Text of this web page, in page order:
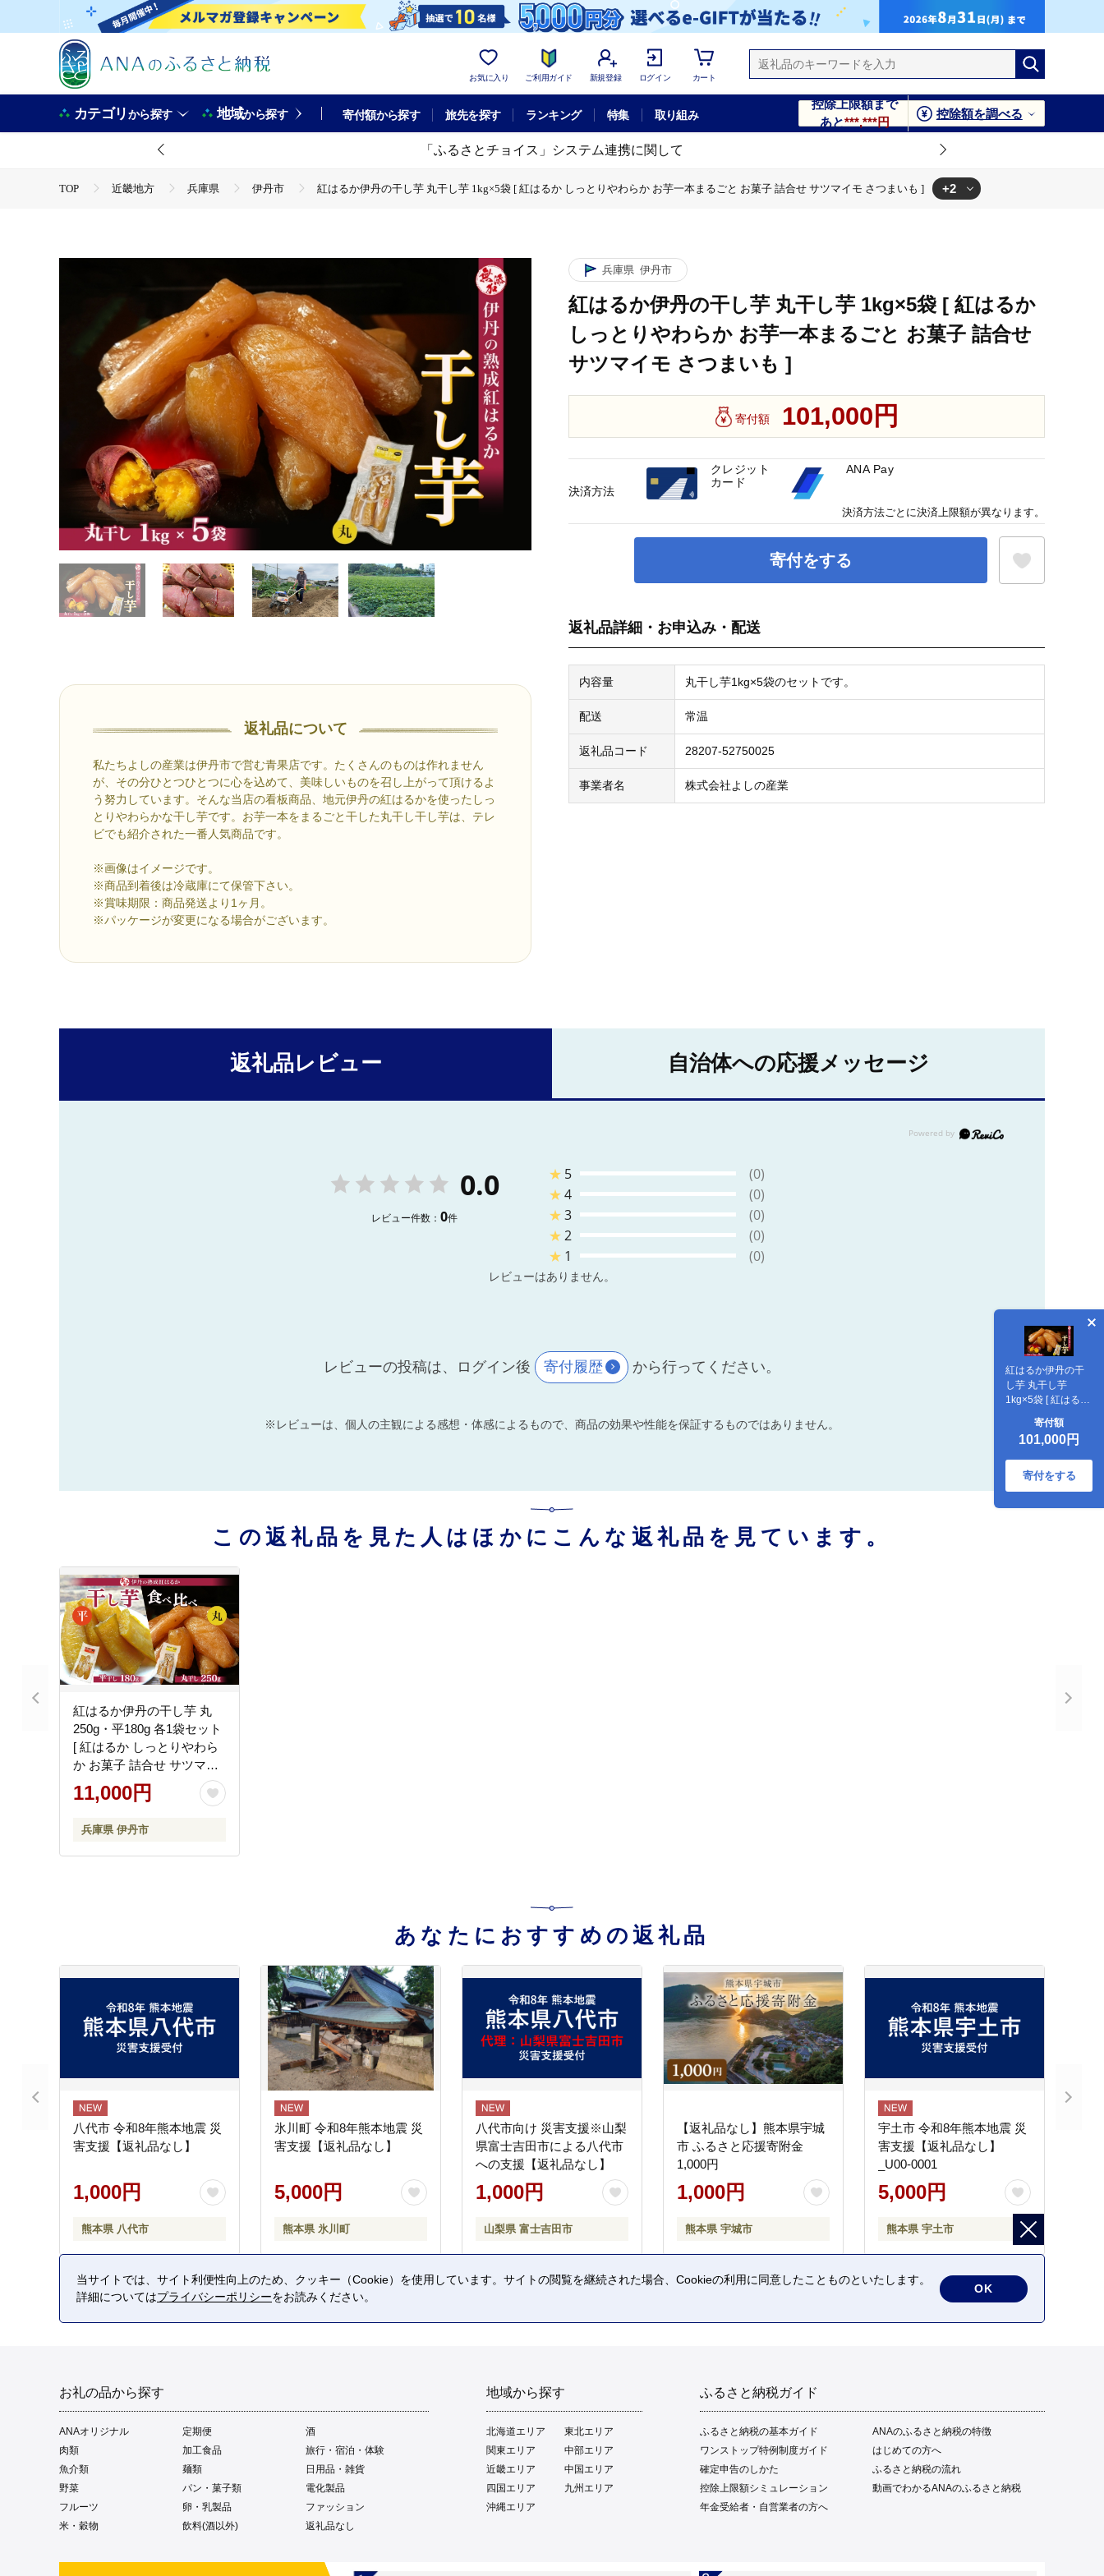
お気に入り ご利用ガイド 新規登録 ログイン カート
カテゴリから探す 地域から探す 寄付額から探す 旅先を探す ランキング 特集 取り組み
控除上限額まで
あと***,***円
控除額を調べる
「ふるさとチョイス」システム連携に関して
TOP 近畿地方 兵庫県 伊丹市 紅はるか伊丹の干し芋 丸干し芋 1kg×5袋 [ 紅はるか しっとりやわらか お芋一本まるごと お菓子 詰合せ サツマイモ さつまいも ] +2
返礼品について
私たちよしの産業は伊丹市で営む青果店です。たくさんのものは作れません
が、その分ひとつひとつに心を込めて、美味しいものを召し上がって頂けるよ
う努力しています。そんな当店の看板商品、地元伊丹の紅はるかを使ったしっ
とりやわらかな干し芋です。お芋一本をまるごと干した丸干し干し芋は、テレ
ビでも紹介された一番人気商品です。
※画像はイメージです。
※商品到着後は冷蔵庫にて保管下さい。
※賞味期限：商品発送より1ヶ月。
※パッケージが変更になる場合がございます。
兵庫県 伊丹市
紅はるか伊丹の干し芋 丸干し芋 1kg×5袋 [ 紅はるか
しっとりやわらか お芋一本まるごと お菓子 詰合せ
サツマイモ さつまいも ]
寄付額 101,000円
寄付をする
紅はるか伊丹の干
し芋 丸干し芋
1kg×5袋 [ 紅はるか
しっとりやわらか
お芋一本まるごと
お菓子 詰合せ サツ
マイモ さつまいも ]
寄付額
101,000円
寄付をする
返礼品詳細・お申込み・配送
内容量 丸干し芋1kg×5袋のセットです。
配送 常温
返礼品コード 28207-52750025
事業者名 株式会社よしの産業
決済方法
クレジット
カード
ANA Pay
決済方法ごとに決済上限額が異なります。
返礼品レビュー 自治体への応援メッセージ
0.0
レビュー件数： 0件
★ 5
(0)
★4
(0)
★3
(0)
★2
(0)
★ 1 (0)
レビューはありません。
レビューの投稿は、ログイン後 寄付履歴 から行ってください。
※レビューは、個人の主観による感想・体感によるもので、商品の効果や性能を保証するものではありません。
この返礼品を見た人はほかにこんな返礼品を見ています。
紅はるか伊丹の干し芋 丸
250g・平180g 各1袋セット
[ 紅はるか しっとりやわら
か お菓子 詰合せ サツマイ
モ さつまいも 食べ比べ ]
11,000円
兵庫県 伊丹市
あなたにおすすめの返礼品
八代市 令和8年熊本地震 災
害支援【返礼品なし】
1,000円
熊本県 八代市
氷川町 令和8年熊本地震 災
害支援【返礼品なし】
5,000円
熊本県 氷川町
八代市向け 災害支援※山梨
県富士吉田市による八代市
への支援【返礼品なし】
1,000円
山梨県 富士吉田市
【返礼品なし】熊本県宇城
市 ふるさと応援寄附金
1,000円
1,000円
熊本県 宇城市
宇土市 令和8年熊本地震 災
害支援【返礼品なし】
_U00-0001
5,000円
熊本県 宇土市
お礼の品から探す
ANAオリジナル 定期便
酒
肉類
加工食品
旅行・宿泊・体験
魚介類
麺類
日用品・雑貨
野菜
パン・菓子類
電化製品
フルーツ
卵・乳製品
ファッション
米・穀物
飲料(酒以外) 返礼品なし
地域から探す
北海道エリア
東北エリア
関東エリア
中部エリア
近畿エリア
中国エリア
四国エリア
九州エリア
沖縄エリア
ふるさと納税ガイド
ふるさと納税の基本ガイド
ANAのふるさと納税の特徴
ワンストップ特例制度ガイド
はじめての方へ
確定申告のしかた
ふるさと納税の流れ
控除上限額シミュレーション
動画でわかるANAのふるさと納税
年金受給者・自営業者の方へ
当サイトでは、サイト利便性向上のため、クッキー（Cookie）を使用しています。サイトの閲覧を継続された場合、Cookieの利用に同意したことものといたします。
詳細についてはプライバシーポリシーをお読みください。
OK